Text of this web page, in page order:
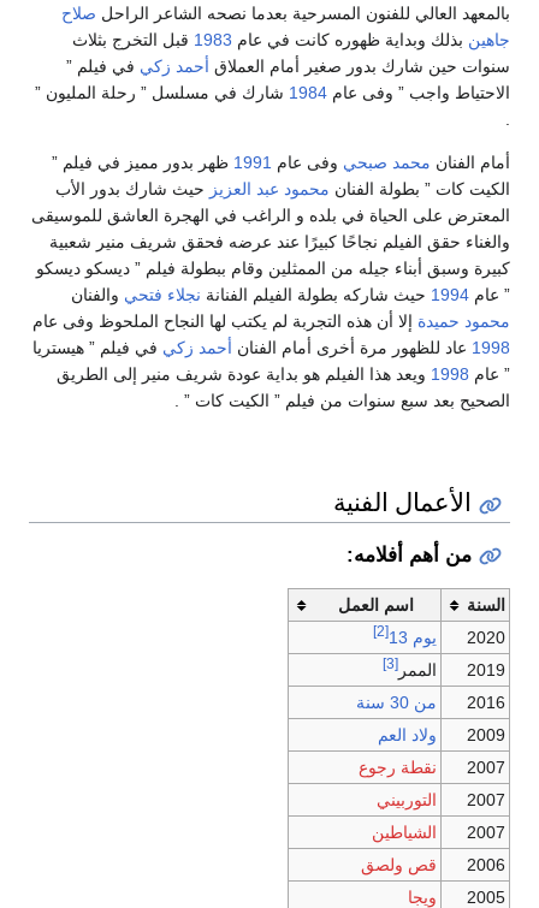
بالمعهد العالي للفنون المسرحية بعدما نصحه الشاعر الراحل صلاح
جاهين بذلك وبداية ظهوره كانت في عام 1983 قبل التخرج بثلاث
سنوات حين شارك بدور صغير أمام العملاق أحمد زكي في فيلم ”
الاحتياط واجب ” وفى عام 1984 شارك في مسلسل ” رحلة المليون ”
أمام الفنان محمد صبحي وفى عام 1991 ظهر بدور مميز في فيلم ”
الكيت كات ” بطولة الفنان محمود عبد العزيز حيث شارك بدور الأب
المعترض على الحياة في بلده و الراغب في الهجرة العاشق للموسيقى
والغناء حقق الفيلم نجاحًا كبيرًا عند عرضه فحقق شريف منير شعبية
كبيرة وسبق أبناء جيله من الممثلين وقام ببطولة فيلم ” ديسكو ديسكو
” عام 1994 حيث شاركه بطولة الفيلم الفنانة نجلاء فتحي والفنان
محمود حميدة إلا أن هذه التجربة لم يكتب لها النجاح الملحوظ وفى عام
1998 عاد للظهور مرة أخرى أمام الفنان أحمد زكي في فيلم ” هيستريا
” عام 1998 ويعد هذا الفيلم هو بداية عودة شريف منير إلى الطريق
الصحيح بعد سبع سنوات من فيلم ” الكيت كات ” .
الأعمال الفنية
من أهم أفلامه:
السنة
اسم العمل
2020
يوم 13 [2]
2019 الممر [3]
2016
من 30 سنة
2009
ولاد العم
2007
نقطة رجوع
2007
التوربيني
2007
الشياطين
2006
قص ولصق
2005
ويجا